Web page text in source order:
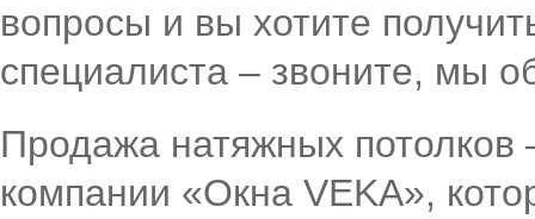
вопросы и вы хотите
специалиста – звоните, мы
Продажа натяжных потолков
компании «Окна VEKA»,